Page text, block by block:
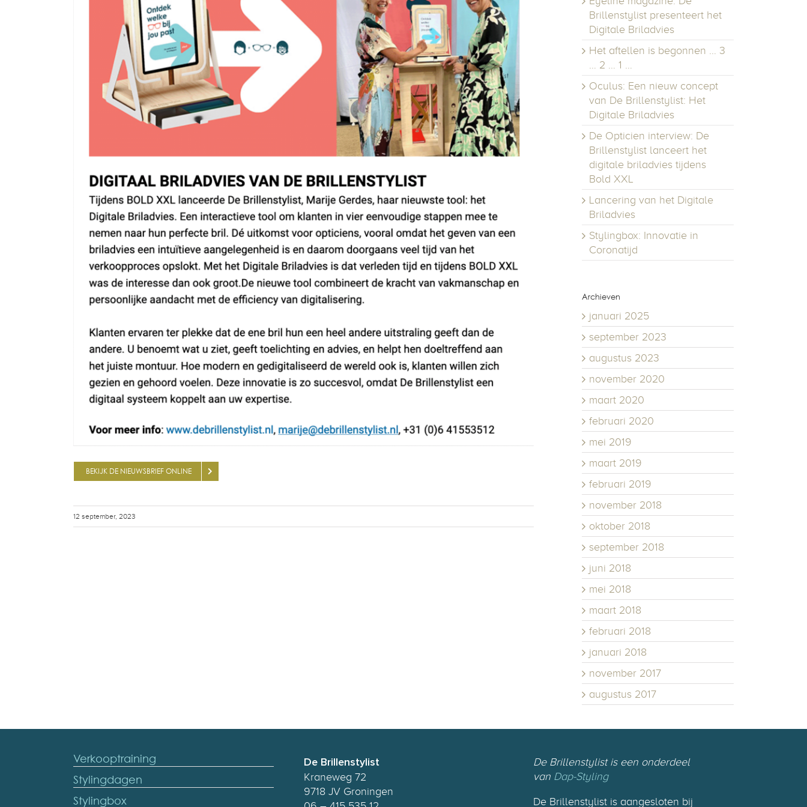
BEKIJK DE NIEUWSBRIEF ONLINE
12 september, 2023
Brillenstylist presenteert het
Digitale Briladvies
Het aftellen is begonnen … 3
… 2 … 1 …
Oculus: Een nieuw concept
van De Brillenstylist: Het
Digitale Briladvies
De Opticien interview: De
Brillenstylist lanceert het
digitale briladvies tijdens
Bold XXL
Lancering van het Digitale
Briladvies
Stylingbox: Innovatie in
Coronatijd
Archieven
januari 2025
september 2023
augustus 2023
november 2020
maart 2020
februari 2020
mei 2019
maart 2019
februari 2019
november 2018
oktober 2018
september 2018
juni 2018
mei 2018
maart 2018
februari 2018
januari 2018
november 2017
augustus 2017
Verkooptraining
Stylingdagen
Stylingbox
De Brillenstylist
Kraneweg 72
9718 JV Groningen
De Brillenstylist is een onderdeel
van Dap-Styling
De Brillenstylist is aangesloten bij